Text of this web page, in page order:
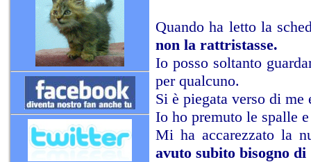
Quando ha letto la
non la rattristasse.
Io posso soltanto
per qualcuno.
Si è piegata verso di
Io ho premuto le spalle
Mi ha accarezzato la
avuto subito bisogno